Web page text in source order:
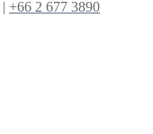
| +66 2 677 3890